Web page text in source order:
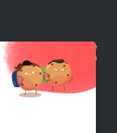
Sciences de l'Homme
des connaissances en